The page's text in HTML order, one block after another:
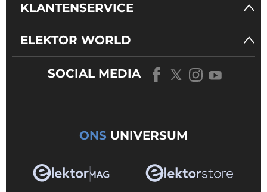
KLANTENSERVICE
ELEKTOR WORLD
SOCIAL MEDIA
ONS UNIVERSUM